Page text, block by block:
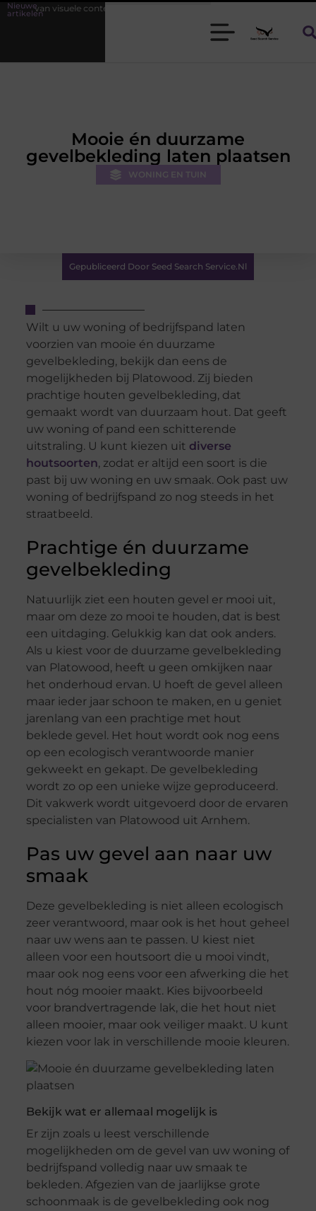
Nieuwe
artikelen
contentmarketing
Mooie én duurzame
gevelbekleding laten plaatsen
WONING EN TUIN
Gepubliceerd Door Seed Search Service.nl
Wilt u uw woning of bedrijfspand laten
voorzien van mooie én duurzame
gevelbekleding, bekijk dan eens de
mogelijkheden bij Platowood. Zij bieden
prachtige houten gevelbekleding, dat
gemaakt wordt van duurzaam hout. Dat geeft
uw woning of pand een schitterende
uitstraling. U kunt kiezen uit diverse
houtsoorten, zodat er altijd een soort is die
past bij uw woning en uw smaak. Ook past uw
woning of bedrijfspand zo nog steeds in het
straatbeeld.
Prachtige én duurzame
gevelbekleding
Natuurlijk ziet een houten gevel er mooi uit,
maar om deze zo mooi te houden, dat is best
een uitdaging. Gelukkig kan dat ook anders.
Als u kiest voor de duurzame gevelbekleding
van Platowood, heeft u geen omkijken naar
het onderhoud ervan. U hoeft de gevel alleen
maar ieder jaar schoon te maken, en u geniet
jarenlang van een prachtige met hout
beklede gevel. Het hout wordt ook nog eens
op een ecologisch verantwoorde manier
gekweekt en gekapt. De gevelbekleding
wordt zo op een unieke wijze geproduceerd.
Dit vakwerk wordt uitgevoerd door de ervaren
specialisten van Platowood uit Arnhem.
Pas uw gevel aan naar uw
smaak
Deze gevelbekleding is niet alleen ecologisch
zeer verantwoord, maar ook is het hout geheel
naar uw wens aan te passen. U kiest niet
alleen voor een houtsoort die u mooi vindt,
maar ook nog eens voor een afwerking die het
hout nóg mooier maakt. Kies bijvoorbeeld
voor brandvertragende lak, die het hout niet
alleen mooier, maar ook veiliger maakt. U kunt
kiezen voor lak in verschillende mooie kleuren.
Bekijk wat er allemaal mogelijk is
Er zijn zoals u leest verschillende
mogelijkheden om de gevel van uw woning of
bedrijfspand volledig naar uw smaak te
bekleden. Afgezien van de jaarlijkse grote
schoonmaak is de gevelbekleding ook nog